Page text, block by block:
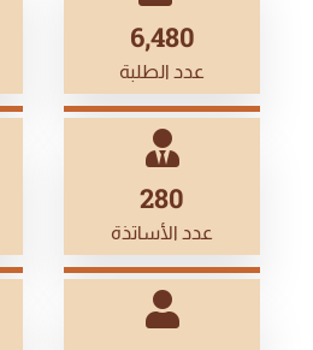
7,020
عدد الطلبة
311
عدد الأساتذة